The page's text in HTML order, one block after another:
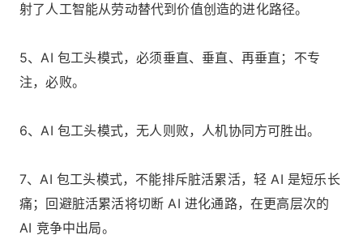
射了人工智能从劳动替代到价值创造的进化路径。
5、AI 包工头模式，必须垂直、垂直、再垂直；不专
注，必败。
6、AI 包工头模式，无人则败，人机协同方可胜出。
7、AI 包工头模式，不能排斥脏活累活，轻 AI 是短乐长
痛；回避脏活累活将切断 AI 进化通路，在更高层次的
AI 竞争中出局。